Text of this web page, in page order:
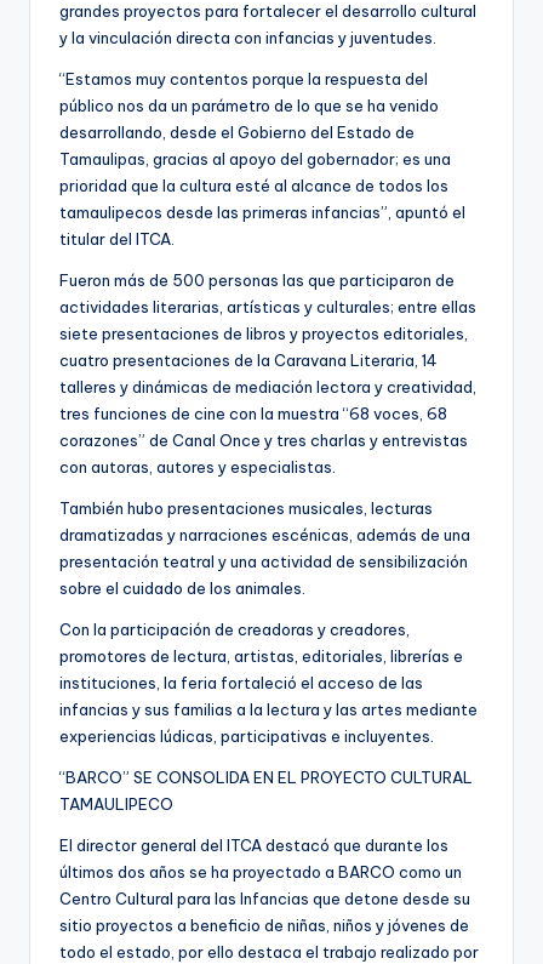
grandes proyectos para fortalecer el desarrollo cultural
y la vinculación directa con infancias y juventudes.
“Estamos muy contentos porque la respuesta del
público nos da un parámetro de lo que se ha venido
desarrollando, desde el Gobierno del Estado de
Tamaulipas, gracias al apoyo del gobernador; es una
prioridad que la cultura esté al alcance de todos los
tamaulipecos desde las primeras infancias”, apuntó el
titular del ITCA.
Fueron más de 500 personas las que participaron de
actividades literarias, artísticas y culturales; entre ellas
siete presentaciones de libros y proyectos editoriales,
cuatro presentaciones de la Caravana Literaria, 14
talleres y dinámicas de mediación lectora y creatividad,
tres funciones de cine con la muestra “68 voces, 68
corazones” de Canal Once y tres charlas y entrevistas
con autoras, autores y especialistas.
También hubo presentaciones musicales, lecturas
dramatizadas y narraciones escénicas, además de una
presentación teatral y una actividad de sensibilización
sobre el cuidado de los animales.
Con la participación de creadoras y creadores,
promotores de lectura, artistas, editoriales, librerías e
instituciones, la feria fortaleció el acceso de las
infancias y sus familias a la lectura y las artes mediante
experiencias lúdicas, participativas e incluyentes.
“BARCO” SE CONSOLIDA EN EL PROYECTO CULTURAL
TAMAULIPECO
El director general del ITCA destacó que durante los
últimos dos años se ha proyectado a BARCO como un
Centro Cultural para las Infancias que detone desde su
sitio proyectos a beneficio de niñas, niños y jóvenes de
todo el estado, por ello destaca el trabajo realizado por